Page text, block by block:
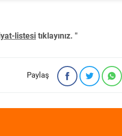
listesi tıklayınız. "
Paylaş